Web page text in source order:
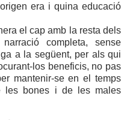
era i quina educació
el cap amb la resta dels
completa, sense
a la següent, per als qui
los beneficis, no pas
mantenir-se en el temps
les bones i de les males